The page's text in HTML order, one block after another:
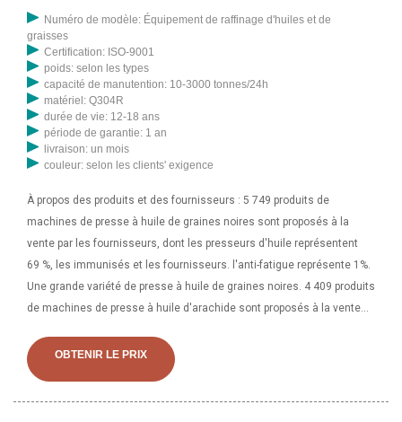
Numéro de modèle: Équipement de raffinage d'huiles et de
graisses
Certification: ISO-9001
poids: selon les types
capacité de manutention: 10-3000 tonnes/24h
matériel: Q304R
durée de vie: 12-18 ans
période de garantie: 1 an
livraison: un mois
couleur: selon les clients' exigence
À propos des produits et des fournisseurs : 5 749 produits de
machines de presse à huile de graines noires sont proposés à la
vente par les fournisseurs, dont les presseurs d'huile représentent
69 %, les immunisés et les fournisseurs. l'anti-fatigue représente 1%.
Une grande variété de presse à huile de graines noires. 4 409 produits
de machines de presse à huile d'arachide sont proposés à la vente
98 % et les équipements de filtre-presse représentent 1 %. Une large
gamme d'options de presse à huile d'arachide s'offre à vous,
OBTENIR LE PRIX